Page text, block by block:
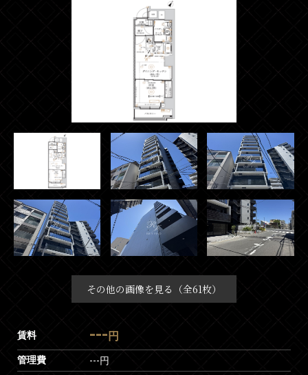
その他の画像を見る（全61枚）
賃料 --- 円
管理費 ---円